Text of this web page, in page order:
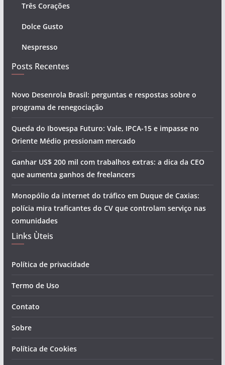
Três Corações
Dolce Gusto
Nespresso
Posts Recentes
Novo Desenrola Brasil: perguntas e respostas sobre o
programa de renegociação
Queda do Ibovespa Futuro: Vale, IPCA-15 e impasse no
Oriente Médio pressionam mercado
Ganhar US$ 200 mil com trabalhos extras: a dica da CEO
que aumenta ganhos de freelancers
Monopólio da internet do tráfico em Duque de Caxias:
polícia mira traficantes do CV que controlam serviço nas
comunidades
Links Ùteis
Política de privacidade
Termo de Uso
Contato
Sobre
Política de Cookies